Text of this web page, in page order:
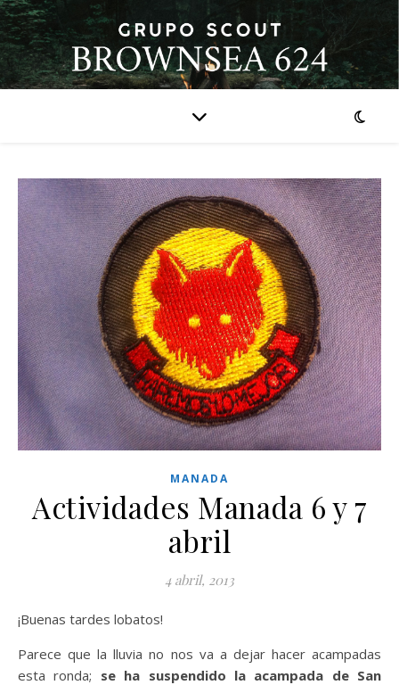
MANADA
Actividades Manada 6 y 7
abril
4 abril, 2013
¡Buenas tardes lobatos!
Parece que la lluvia no nos va a dejar hacer acampadas
esta ronda; se ha suspendido la acampada de San